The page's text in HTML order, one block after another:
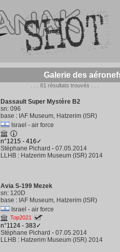
Galerie des
. . . 61 résultats trouvés . . .
Dassault Super Mystère B2
sn: 096
base : IAF Museum, Hatzerim (ISR)
Israel - air force
n°1215 - 416✓
Stéphane Pichard - 07.05.2014
LLHB : Hatzerim Museum (ISR) 2014
Avia S-199 Mezek
sn: 120D
base : IAF Museum, Hatzerim (ISR)
Israel - air force
Top2021
n°1124 - 383✓
Stéphane Pichard - 07.05.2014
LLHB : Hatzerim Museum (ISR) 2014